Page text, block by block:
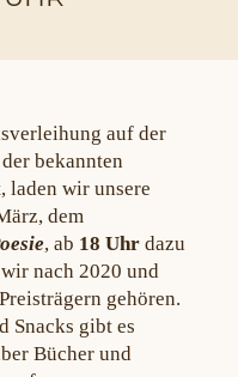
auf der
bekannten
laden wir unsere
dem
, ab 18 Uhr dazu
nach 2020 und
gehören.
Snacks gibt es
Bücher und